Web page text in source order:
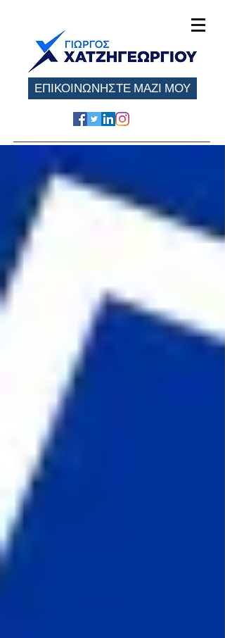
ΕΠΙΚΟΙΝΩΝΗΣΤΕ ΜΑΖΙ ΜΟΥ